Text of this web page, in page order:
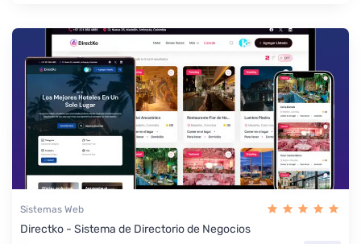
Sistemas Web
Directko - Sistema de Directorio de Negocios